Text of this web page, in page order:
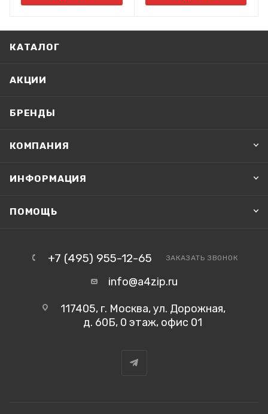
КАТАЛОГ
АКЦИИ
БРЕНДЫ
КОМПАНИЯ
ИНФОРМАЦИЯ
ПОМОЩЬ
+7 (495) 955-12-65 ЗАКАЗАТЬ ЗВОНОК
info@a4zip.ru
117405, г. Москва, ул. Дорожная,
д. 60Б, 0 этаж, офис 01